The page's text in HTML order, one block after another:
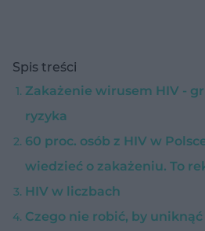
Spis treści
Zakażenie wirusem HIV -
ryzyka
60 proc. osób z HIV w
wiedzieć o zakażeniu. To
HIV w liczbach
Czego nie robić, by uniknąć